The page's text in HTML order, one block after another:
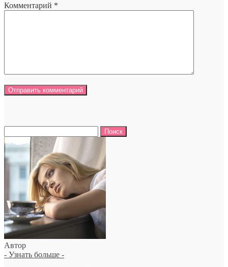
Комментарий *
Автор
- Узнать больше -